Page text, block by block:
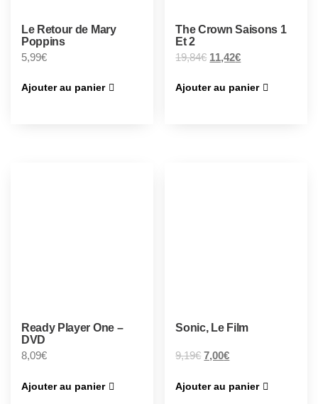
Le Retour de Mary
Poppins
5,99€
Ajouter au panier
The Crown Saisons 1
Et 2
19,84€ 11,42€
Ajouter au panier
Ready Player One –
DVD
8,09€
Ajouter au panier
Sonic, Le Film
9,19€ 7,00€
Ajouter au panier